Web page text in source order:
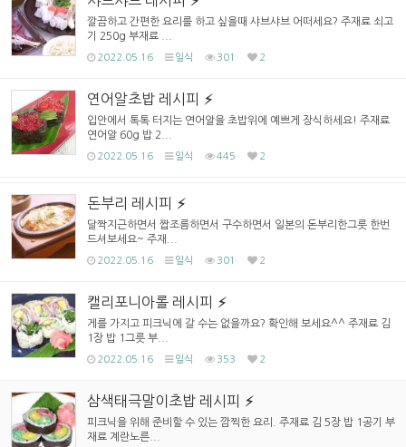
깔끔하고 간편한 요리를 하고 싶을때 샤브샤브 어떠세요? 주재료 쇠고
기 250g 부재료 ...
2022.05.16 일식 301 2
연어알초밥 레시피
입안에서 톡톡 터지는 연어알을 초밥위에 예쁘게 장식하세요! 주재료
연어알 60g 밥 2...
2022.05.16 일식 445 2
돈부리 레시피
달짝지근하면서 짭조름하면서 구수하면서 일본의 돈부리한그릇 한번
드셔보세요~ 주재...
2022.05.16 일식 301 2
캘리포니아롤 레시피
게를 가지고 피크닉에 갈 수는 없을까요? 확인해 보세요^^ 주재료 김
1장 밥 1그릇 부...
2022.05.16 일식 353 2
삼색태극말이초밥 레시피
피크닉을 위해 준비할 수 있는 깜찍한 요리. 주재료 김 5장 밥 1공기 부
재료 계란노른...